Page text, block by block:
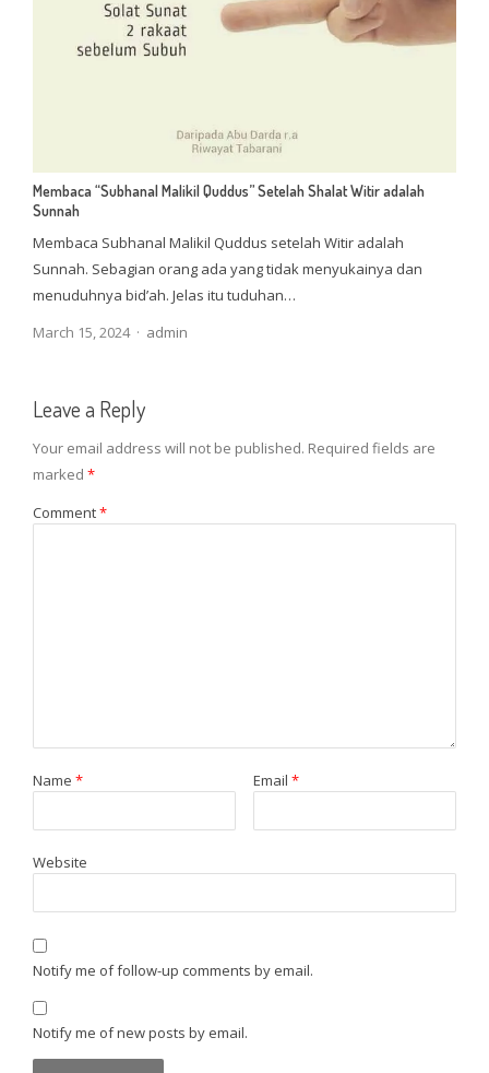
Membaca “Subhanal Malikil Quddus” Setelah Shalat Witir adalah
Sunnah
Membaca Subhanal Malikil Quddus setelah Witir adalah
Sunnah. Sebagian orang ada yang tidak menyukainya dan
menuduhnya bid’ah. Jelas itu tuduhan…
March 15, 2024
Author
admin
Leave a Reply
Your email address will not be published. Required fields are
marked *
Comment*
Name * Email *
Website
Notify me of follow-up comments by email.
Notify me of new posts by email.